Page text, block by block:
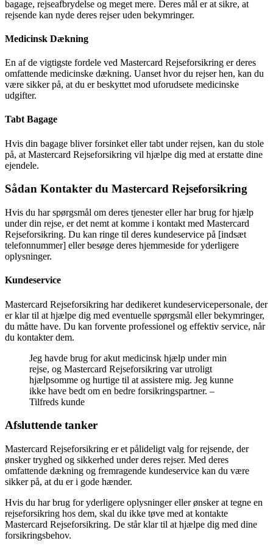
bagage, rejseafbrydelse og meget mere. Deres mål er at sikre, at
rejsende kan nyde deres rejser uden bekymringer.
Medicinsk Dækning
En af de vigtigste fordele ved Mastercard Rejseforsikring er deres
omfattende medicinske dækning. Uanset hvor du rejser hen, kan du
være sikker på, at du er beskyttet mod uforudsete medicinske
udgifter.
Tabt Bagage
Hvis din bagage bliver forsinket eller tabt under rejsen, kan du stole
på, at Mastercard Rejseforsikring vil hjælpe dig med at erstatte dine
ejendele.
Sådan Kontakter du Mastercard Rejseforsikring
Hvis du har spørgsmål om deres tjenester eller har brug for hjælp
under din rejse, er det nemt at komme i kontakt med Mastercard
Rejseforsikring. Du kan ringe til deres kundeservice på [indsæt
telefonnummer] eller besøge deres hjemmeside for yderligere
oplysninger.
Kundeservice
Mastercard Rejseforsikring har dedikeret kundeservicepersonale, der
er klar til at hjælpe dig med eventuelle spørgsmål eller bekymringer,
du måtte have. Du kan forvente professionel og effektiv service, når
du kontakter dem.
Jeg havde brug for akut medicinsk hjælp under min
rejse, og Mastercard Rejseforsikring var utroligt
hjælpsomme og hurtige til at assistere mig. Jeg kunne
ikke have bedt om en bedre forsikringspartner. –
Tilfreds kunde
Afsluttende tanker
Mastercard Rejseforsikring er et pålideligt valg for rejsende, der
ønsker tryghed og sikkerhed under deres rejser. Med deres
omfattende dækning og fremragende kundeservice kan du være
sikker på, at du er i gode hænder.
Hvis du har brug for yderligere oplysninger eller ønsker at tegne en
rejseforsikring hos dem, skal du ikke tøve med at kontakte
Mastercard Rejseforsikring. De står klar til at hjælpe dig med dine
forsikringsbehov.